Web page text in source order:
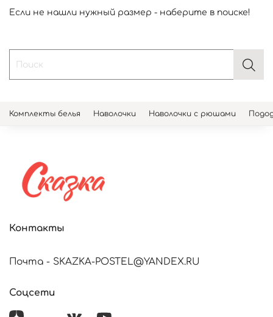
Если не нашли нужный размер - наберите в поиске!
Комплекты белья Наволочки Наволочки с рюшами
Контакты
Почта - SKAZKA-POSTEL@YANDEX.RU
Соцсети